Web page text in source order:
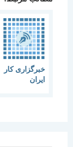
خبرگزاری کار